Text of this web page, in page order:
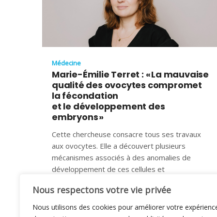
Nous respectons votre vie privée
Nous utilisons des cookies pour améliorer votre
Médecine
Marie-Émilie Terret : « La mauvaise
qualité des ovocytes compromet
la fécondation
et le développement des
embryons »
Cette chercheuse consacre tous ses travaux
aux ovocytes. Elle a découvert plusieurs
mécanismes associés à des anomalies de
développement de ces cellules et
1 JANVIER 2025